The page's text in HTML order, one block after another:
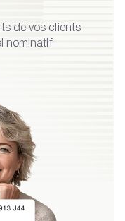
de vos clients
nominatif